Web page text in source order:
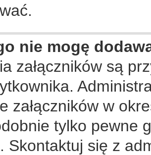
nie mogę
załączników są
załączników w
tylko pewne
Skontaktuj się z